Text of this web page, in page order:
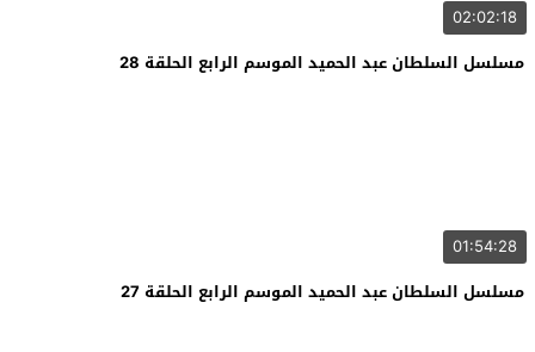
02:02:18
مسلسل السلطان عبد الحميد الموسم الرابع الحلقة 28
01:54:28
مسلسل السلطان عبد الحميد الموسم الرابع الحلقة 27